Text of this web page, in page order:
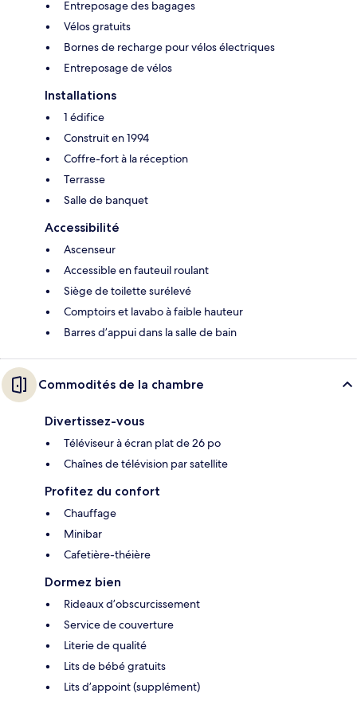
Entreposage des bagages
Vélos gratuits
Bornes de recharge pour vélos électriques
Entreposage de vélos
Installations
1 édifice
Construit en 1994
Coffre-fort à la réception
Terrasse
Salle de banquet
Accessibilité
Ascenseur
Accessible en fauteuil roulant
Siège de toilette surélevé
Comptoirs et lavabo à faible hauteur
Barres d’appui dans la salle de bain
Commodités de la chambre
Divertissez-vous
Téléviseur à écran plat de 26 po
Chaînes de télévision par satellite
Profitez du confort
Chauffage
Minibar
Cafetière-théière
Dormez bien
Rideaux d’obscurcissement
Service de couverture
Literie de qualité
Lits de bébé gratuits
Lits d’appoint (supplément)